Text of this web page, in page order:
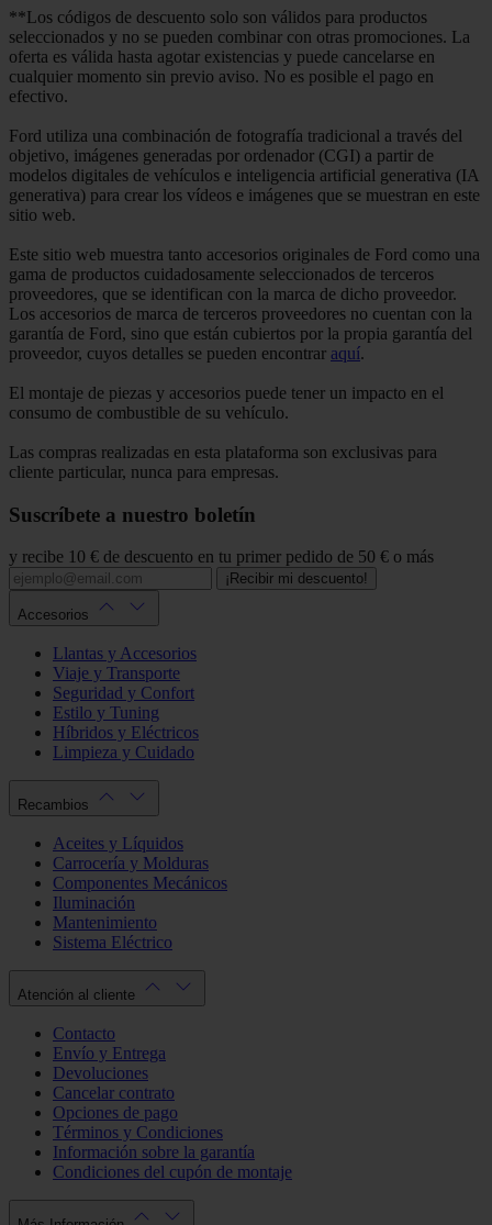
**Los códigos de descuento solo son válidos para productos
seleccionados y no se pueden combinar con otras promociones. La
oferta es válida hasta agotar existencias y puede cancelarse en
cualquier momento sin previo aviso. No es posible el pago en
efectivo.
Ford utiliza una combinación de fotografía tradicional a través del
objetivo, imágenes generadas por ordenador (CGI) a partir de
modelos digitales de vehículos e inteligencia artificial generativa (IA
generativa) para crear los vídeos e imágenes que se muestran en este
sitio web.
Este sitio web muestra tanto accesorios originales de Ford como una
gama de productos cuidadosamente seleccionados de terceros
proveedores, que se identifican con la marca de dicho proveedor.
Los accesorios de marca de terceros proveedores no cuentan con la
garantía de Ford, sino que están cubiertos por la propia garantía del
proveedor, cuyos detalles se pueden encontrar aquí.
El montaje de piezas y accesorios puede tener un impacto en el
consumo de combustible de su vehículo.
Las compras realizadas en esta plataforma son exclusivas para
cliente particular, nunca para empresas.
Suscríbete a nuestro boletín
y recibe 10 € de descuento en tu primer pedido de 50 € o más
¡Recibir mi descuento!
Accesorios
Llantas y Accesorios
Viaje y Transporte
Seguridad y Confort
Estilo y Tuning
Híbridos y Eléctricos
Limpieza y Cuidado
Recambios
Aceites y Líquidos
Carrocería y Molduras
Componentes Mecánicos
Iluminación
Mantenimiento
Sistema Eléctrico
Atención al cliente
Contacto
Envío y Entrega
Devoluciones
Cancelar contrato
Opciones de pago
Términos y Condiciones
Información sobre la garantía
Condiciones del cupón de montaje